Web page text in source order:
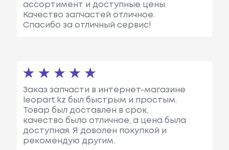
ассортимент и доступные цены.
Качество запчастей отличное.
Спасибо за отличный сервис!
Заказ запчасти в интернет-магазине
leopart.kz был быстрым и простым.
Товар был доставлен в срок,
качество было отличное, а цена была
доступная. Я доволен покупкой и
рекомендую другим.